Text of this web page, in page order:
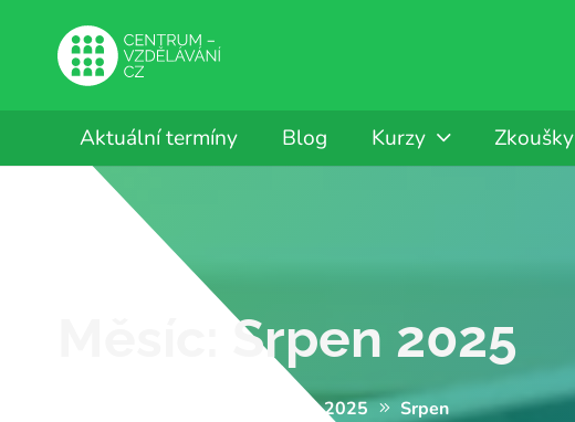
Aktuální termíny Blog Kurzy Zkoušky
Srpen 2025
2025 Srpen